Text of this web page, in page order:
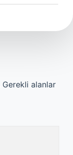
Gerekli alanlar